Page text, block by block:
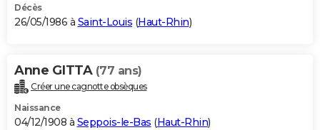
Décès
26/05/1986 à Saint-Louis (Haut-Rhin)
Anne GITTA (77 ans)
Créer une cagnotte obsèques
Naissance
04/12/1908 à Seppois-le-Bas (Haut-Rhin)